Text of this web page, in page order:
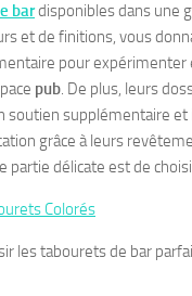
bardisponibles dans une
et de finitions, vous
pour expérimenter
pub. De plus, leurs
soutien supplémentaire et
grâce à leurs
partie délicate est de
Colorés